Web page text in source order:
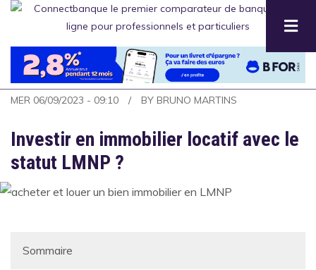
Aller
contenu
principal
MER 06/09/2023 - 09:10 BY BRUNO MARTINS
Investir en immobilier locatif avec le
statut LMNP ?